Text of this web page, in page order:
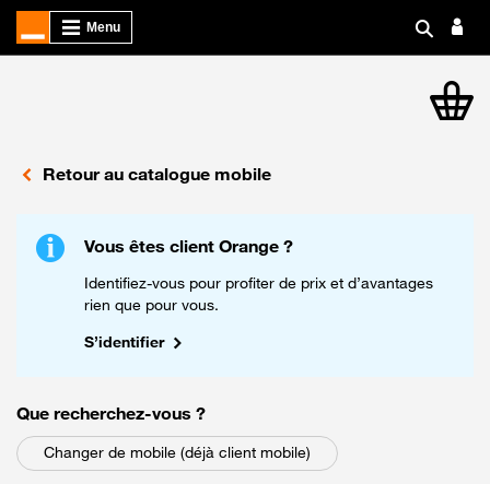
Retour au catalogue mobile
Vous êtes client Orange ?
Identifiez-vous pour profiter de prix et d’avantages
rien que pour vous.
S’identifier
Que recherchez-vous parmi les choix suivants
?
Changer de mobile (déjà client mobile)